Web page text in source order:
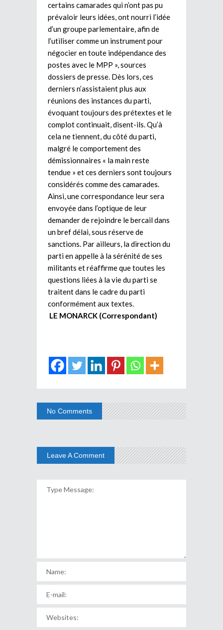
certains camarades qui n’ont pas pu
prévaloir leurs idées, ont nourri l’idée
d’un groupe parlementaire, afin de
l’utiliser comme un instrument pour
négocier en toute indépendance des
postes avec le MPP », sources
dossiers de presse. Dès lors, ces
derniers n’assistaient plus aux
réunions des instances du parti,
évoquant toujours des prétextes et le
complot continuait, disent-ils. Qu’à
cela ne tiennent, du côté du parti,
malgré le comportement des
démissionnaires « la main reste
tendue » et ces derniers sont toujours
considérés comme des camarades.
Ainsi, une correspondance leur sera
envoyée dans l’optique de leur
demander de rejoindre le bercail dans
un bref délai, sous réserve de
sanctions. Par ailleurs, la direction du
parti en appelle à la sérénité de ses
militants et réaffirme que toutes les
questions liées à la vie du parti se
traitent dans le cadre du parti
conformément aux textes.
LE MONARCK (Correspondant)
No Comments
Leave A Comment